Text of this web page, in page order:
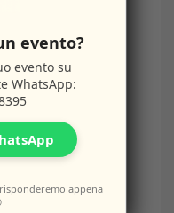
evento?
evento su
WhatsApp:
appena